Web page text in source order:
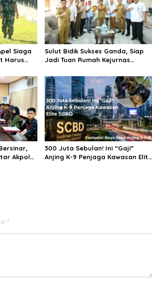
Siaga
Harus
Sulut Bidik Sukses Ganda, Siap
Jadi Tuan Rumah Kejurnas
Akpol
‎300 Juta Sebulan! Ini “Gaji”
Anjing K-9 Penjaga Kawasan Elite
*